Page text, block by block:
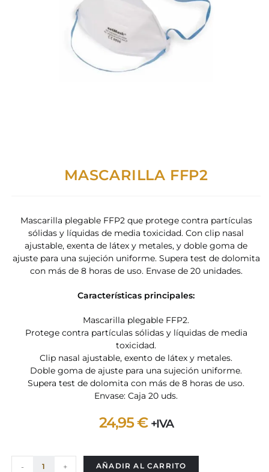
MASCARILLA FFP2
Mascarilla plegable FFP2 que protege contra partículas
sólidas y líquidas de media toxicidad. Con clip nasal
ajustable, exenta de látex y metales, y doble goma de
ajuste para una sujeción uniforme. Supera test de dolomita
con más de 8 horas de uso. Envase de 20 unidades.
Características principales:
Mascarilla plegable FFP2.
Protege contra partículas sólidas y líquidas de media
toxicidad.
Clip nasal ajustable, exento de látex y metales.
Doble goma de ajuste para una sujeción uniforme.
Supera test de dolomita con más de 8 horas de uso.
Envase: Caja 20 uds.
24,95€ +IVA
- + AÑADIR AL CARRITO